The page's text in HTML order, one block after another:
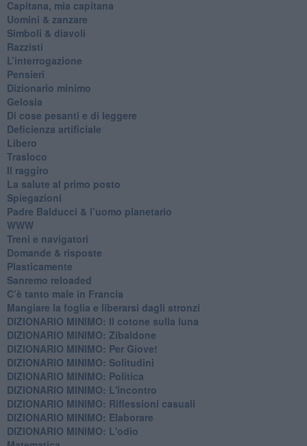
​Capitana, mia capitana
Uomini & zanzare
​Simboli & diavoli
Razzisti
​L’interrogazione
Pensieri
​Dizionario minimo
Gelosia
Di cose pesanti e di leggere
​Deficienza artificiale
Libero
Trasloco
Il raggiro
​La salute al primo posto
Spiegazioni
Padre Balducci & l’uomo planetario
WWW
​Treni e navigatori
​Domande & risposte
​Plasticamente
Sanremo reloaded
C’è tanto male in Francia
​Mangiare la foglia e liberarsi dagli stronzi
DIZIONARIO MINIMO: Il cotone sulla luna
DIZIONARIO MINIMO: Zibaldone
DIZIONARIO MINIMO: Per Giove!
DIZIONARIO MINIMO: Solitudini
DIZIONARIO MINIMO: Politica
DIZIONARIO MINIMO: L'incontro
DIZIONARIO MINIMO: Riflessioni casuali
DIZIONARIO MINIMO: Elaborare
DIZIONARIO MINIMO: L'odio